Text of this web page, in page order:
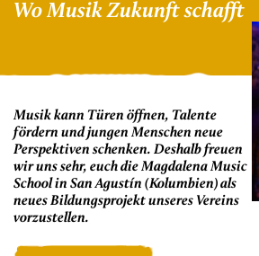
Wo Musik Zukunft schafft
Musik kann Türen öffnen, Talente
fördern und jungen Menschen neue
Perspektiven schenken. Deshalb freuen
wir uns sehr, euch die Magdalena Music
School in San Agustín (Kolumbien) als
neues Bildungsprojekt unseres Vereins
vorzustellen.
HIER SPENDEN!
NEWSLETTER